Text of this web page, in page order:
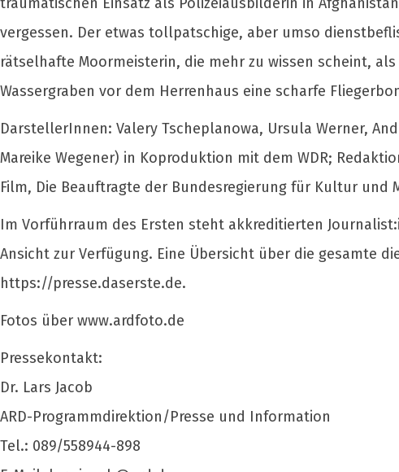
vergessen. Der etwas tollpatschige, aber umso
rätselhafte Moormeisterin, die mehr zu wissen scheint,
Wassergraben vor dem Herrenhaus eine scharfe
DarstellerInnen: Valery Tscheplanowa, Ursula Werner,
Mareike Wegener) in Koproduktion mit dem WDR;
Film, Die Beauftragte der Bundesregierung für Kultur und
Im Vorführraum des Ersten steht akkreditierten
Ansicht zur Verfügung. Eine Übersicht über die gesamte
https://presse.daserste.de.
Fotos über www.ardfoto.de
Pressekontakt:
Dr. Lars Jacob
ARD-Programmdirektion/Presse und Information
Tel.: 089/558944-898